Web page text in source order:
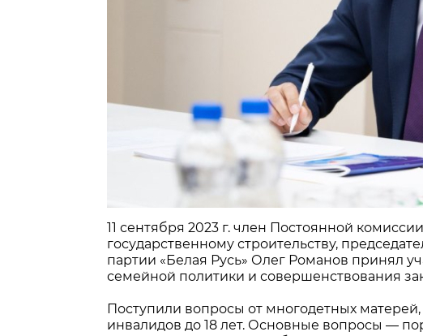
11 сентября 2023 г. член Постоянной
государственному строительству,
партии «Белая Русь» Олег Романов принял
семейной политики и совершенствования
Поступили вопросы от многодетных
инвалидов до 18 лет. Основные вопросы —